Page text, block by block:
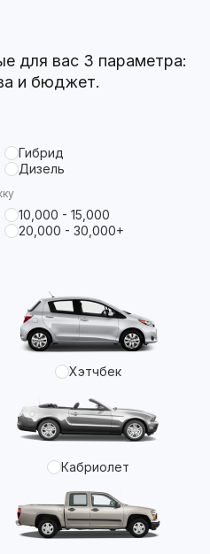
для вас 3 параметра:
и бюджет.
Гибрид
Дизель
10,000 - 15,000
20,000 - 30,000+
Хэтчбек
Кабриолет